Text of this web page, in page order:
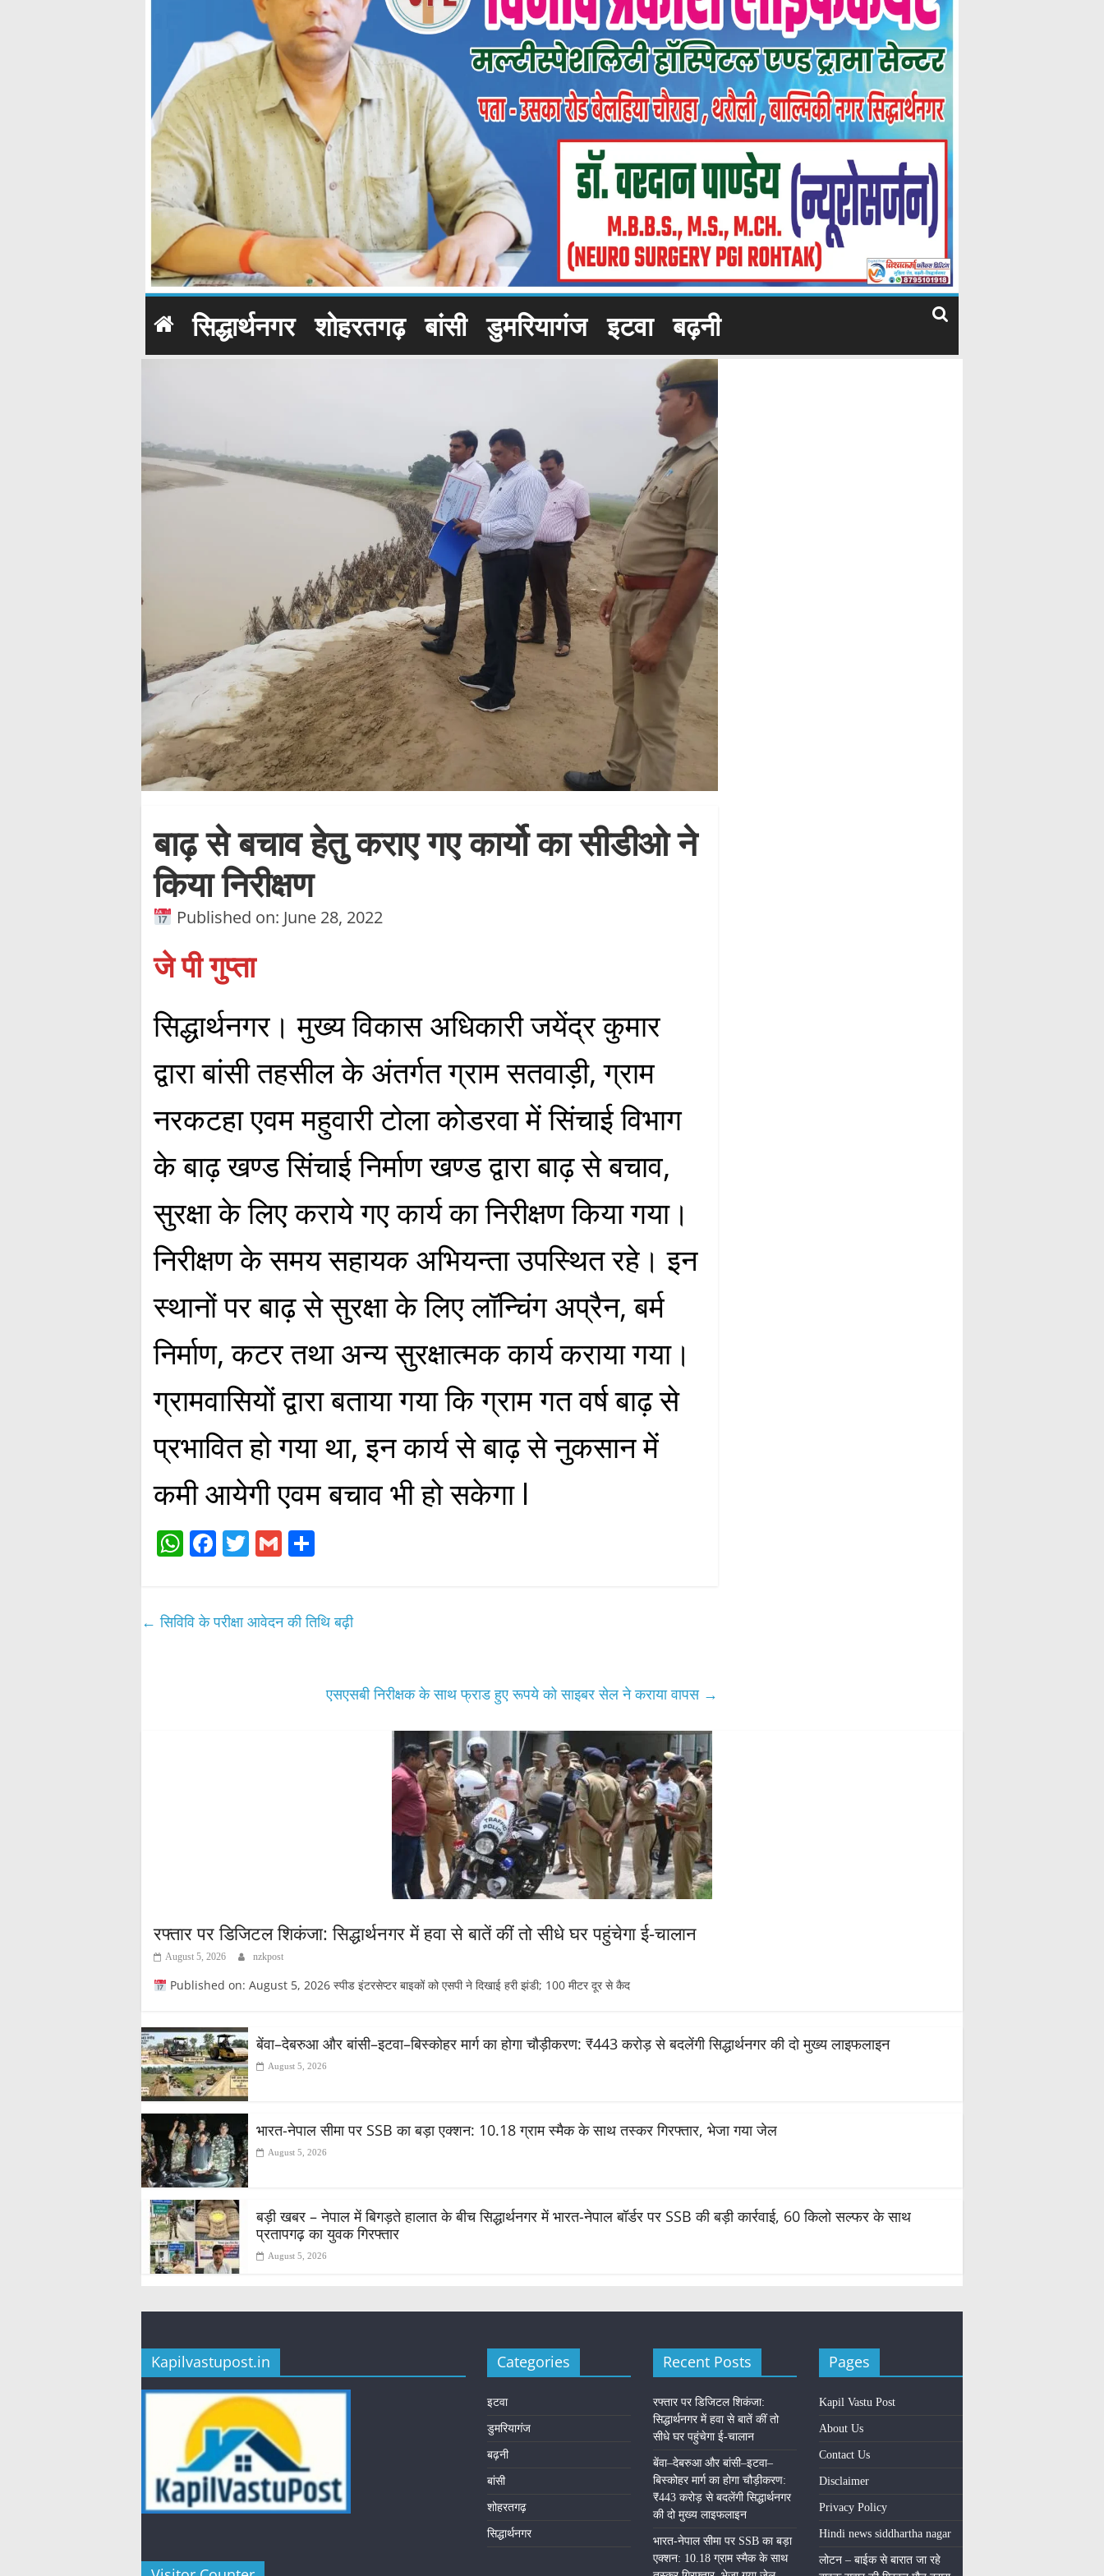
सिद्धार्थनगर शोहरतगढ़ बांसी डुमरियागंज इटवा बढ़नी
बाढ़ से बचाव हेतु कराए गए कार्यो का सीडीओ ने
किया निरीक्षण
Published on: June 28, 2022
जे पी गुप्ता
सिद्धार्थनगर। मुख्य विकास अधिकारी जयेंद्र कुमार
द्वारा बांसी तहसील के अंतर्गत ग्राम सतवाड़ी, ग्राम
नरकटहा एवम महुवारी टोला कोडरवा में सिंचाई विभाग
के बाढ़ खण्ड सिंचाई निर्माण खण्ड द्वारा बाढ़ से बचाव,
सुरक्षा के लिए कराये गए कार्य का निरीक्षण किया गया।
निरीक्षण के समय सहायक अभियन्ता उपस्थित रहे। इन
स्थानों पर बाढ़ से सुरक्षा के लिए लॉन्चिंग अप्रैन, बर्म
निर्माण, कटर तथा अन्य सुरक्षात्मक कार्य कराया गया।
ग्रामवासियों द्वारा बताया गया कि ग्राम गत वर्ष बाढ़ से
प्रभावित हो गया था, इन कार्य से बाढ़ से नुकसान में
कमी आयेगी एवम बचाव भी हो सकेगा l
W
A
Fa
ok
T
r
G
← सिविवि के परीक्षा आवेदन की तिथि बढ़ी
एसएसबी निरीक्षक के साथ फ्राड हुए रूपये को साइबर सेल ने कराया वापस →
रफ्तार पर डिजिटल शिकंजा: सिद्धार्थनगर में हवा से बातें कीं तो सीधे घर पहुंचेगा ई-चालान
August 5, 2026 nzkpost
Published on: August 5, 2026 स्पीड इंटरसेप्टर बाइकों को एसपी ने दिखाई हरी झंडी; 100 मीटर दूर से कैद
​बेंवा–देबरुआ और बांसी–इटवा–बिस्कोहर मार्ग का होगा चौड़ीकरण: ₹443 करोड़ से बदलेंगी सिद्धार्थनगर की दो मुख्य लाइफलाइन
August 5, 2026
भारत-नेपाल सीमा पर SSB का बड़ा एक्शन: 10.18 ग्राम स्मैक के साथ तस्कर गिरफ्तार, भेजा गया जेल
August 5, 2026
बड़ी खबर – नेपाल में बिगड़ते हालात के बीच सिद्धार्थनगर में भारत-नेपाल बॉर्डर पर SSB की बड़ी कार्रवाई, 60 किलो सल्फर के साथ
प्रतापगढ़ का युवक गिरफ्तार
August 5, 2026
Kapilvastupost.in Categories
इटवा
डुमरियागंज
बढ़नी
बांसी
शोहरतगढ़
सिद्धार्थनगर
Recent Posts
रफ्तार पर डिजिटल शिकंजा:
सिद्धार्थनगर में हवा से बातें कीं तो
सीधे घर पहुंचेगा ई-चालान
​बेंवा–देबरुआ और बांसी–इटवा–
बिस्कोहर मार्ग का होगा चौड़ीकरण:
₹443 करोड़ से बदलेंगी सिद्धार्थनगर
की दो मुख्य लाइफलाइन
भारत-नेपाल सीमा पर SSB का बड़ा
एक्शन: 10.18 ग्राम स्मैक के साथ
Pages
Kapil Vastu Post
About Us
Contact Us
Disclaimer
Privacy Policy
Hindi news siddhartha nagar
लोटन – बाईक से बारात जा रहे